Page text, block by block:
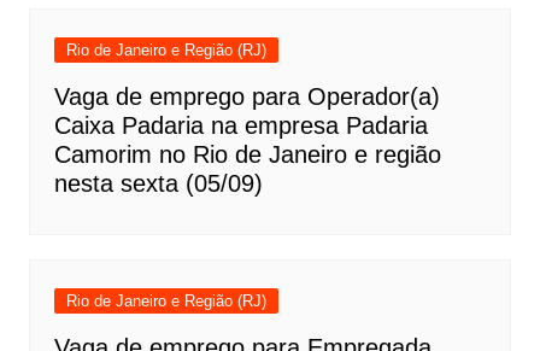
Rio de Janeiro e Região (RJ)
Vaga de emprego para Operador(a)
Caixa Padaria na empresa Padaria
Camorim no Rio de Janeiro e região
nesta sexta (05/09)
Rio de Janeiro e Região (RJ)